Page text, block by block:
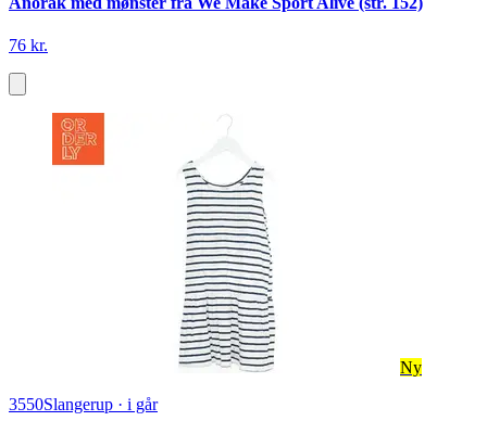
76 kr.
Ny
3550Slangerup · i går